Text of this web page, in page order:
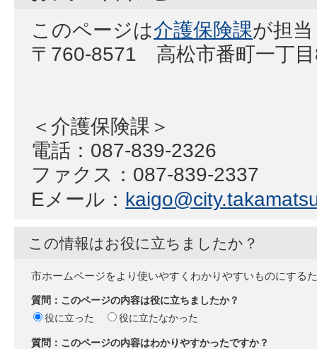
このページは介護保険課が担
〒760-8571 高松市番町一丁
＜介護保険課＞
電話：087-839-2326
ファクス：087-839-2337
Eメール：
この情報はお役に立ちましたか？
市ホームページをより使いやすくわかりやすいものにする
質問：このページの内容は役に立ちましたか？
役に立った
役に立たなかった
質問：このページの内容はわかりやすかったですか？